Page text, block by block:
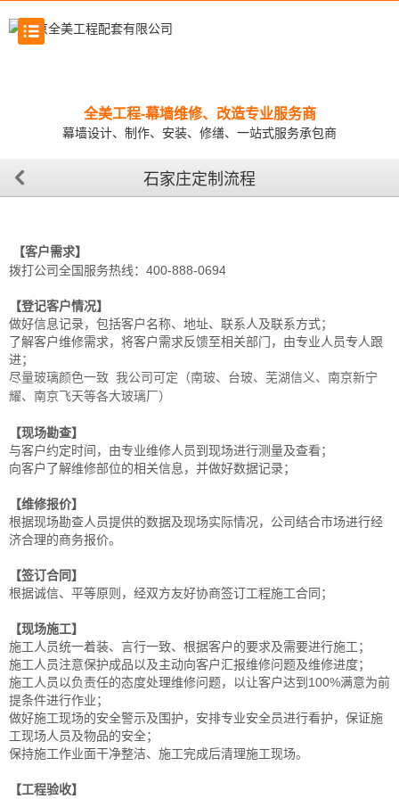
全美工程-幕墙维修、改造专业服务商
幕墙设计、制作、安装、修缮、一站式服务承包商
石家庄定制流程
【客户需求】
拨打公司全国服务热线：400-888-0694
【登记客户情况】
做好信息记录，包括客户名称、地址、联系人及联系方式；
了解客户维修需求，将客户需求反馈至相关部门，由专业人员专人跟
进；
尽量玻璃颜色一致 我公司可定（南玻、台玻、芜湖信义、南京新宁
耀、南京飞天等各大玻璃厂）
【现场勘查】
与客户约定时间，由专业维修人员到现场进行测量及查看；
向客户了解维修部位的相关信息，并做好数据记录；
【维修报价】
根据现场勘查人员提供的数据及现场实际情况，公司结合市场进行经
济合理的商务报价。
【签订合同】
根据诚信、平等原则，经双方友好协商签订工程施工合同；
【现场施工】
施工人员统一着装、言行一致、根据客户的要求及需要进行施工；
施工人员注意保护成品以及主动向客户汇报维修问题及维修进度；
施工人员以负责任的态度处理维修问题，以让客户达到100%满意为前
提条件进行作业；
做好施工现场的安全警示及围护，安排专业安全员进行看护，保证施
工现场人员及物品的安全；
保持施工作业面干净整洁、施工完成后清理施工现场。
【工程验收】